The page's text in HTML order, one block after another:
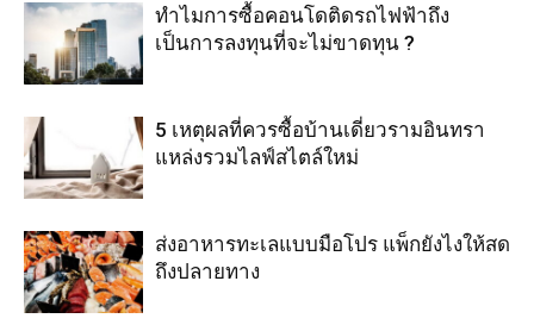
ทำไมการซื้อคอนโดติดรถไฟฟ้าถึง
เป็นการลงทุนที่จะไม่ขาดทุน ?
5 เหตุผลที่ควรซื้อบ้านเดี่ยวรามอินทรา
แหล่งรวมไลฟ์สไตล์ใหม่
ส่งอาหารทะเลแบบมือโปร แพ็กยังไงให้สด
ถึงปลายทาง